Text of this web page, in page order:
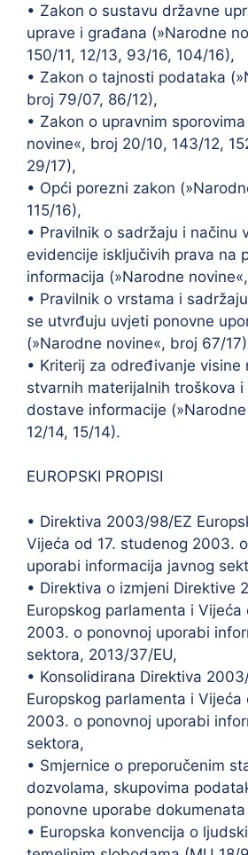
• Zakon o sustavu državne
uprave i građana (»Narodne
150/11, 12/13, 93/16, 104/16),
• Zakon o tajnosti podataka
broj 79/07, 86/12),
• Zakon o upravnim
novine«, broj 20/10, 143/12,
29/17),
• Opći porezni zakon
115/16),
• Pravilnik o sadržaju i načinu
evidencije isključivih prava na
informacija (»Narodne
• Pravilnik o vrstama i
se utvrđuju uvjeti ponovne
(»Narodne novine«, broj 67/
• Kriterij za određivanje visine
stvarnih materijalnih troškova i
dostave informacije
12/14, 15/14).
EUROPSKI PROPISI
• Direktiva 2003/98/EZ
Vijeća od 17. studenog 2003.
uporabi informacija javnog
• Direktiva o izmjeni Direktive
Europskog parlamenta i Vijeća
2003. o ponovnoj uporabi
sektora, 2013/37/EU,
• Konsolidirana Direktiva
Europskog parlamenta i Vijeća
2003. o ponovnoj uporabi
sektora,
• Smjernice o preporučenim
dozvolama, skupovima
ponovne uporabe
• Europska konvencija o